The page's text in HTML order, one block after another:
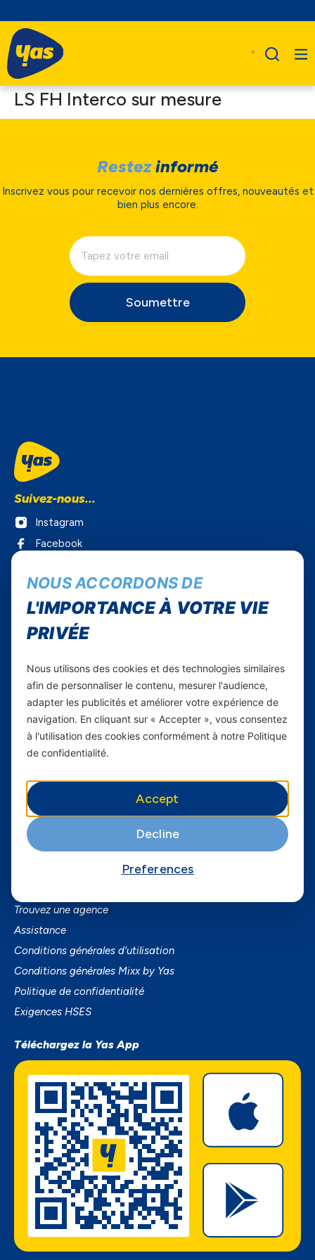
LS FH Interco sur mesure
Restezinformé
Inscrivez vous pour recevoir nos dernières offres, nouveautés et
bien plus encore.
Soumettre
Suivez-nous...
Instagram
Facebook
Youtube
Yas Sénégal
Yas en Afrique
Axian Telecom
Services
Fibre
Business
SmartPhones
Trouvez une agence
Assistance
Conditions générales d’utilisation
Conditions générales Mixx by Yas
Politique de confidentialité
Exigences HSES
Téléchargez la Yas App
NOUS ACCORDONS DE
L'IMPORTANCE À VOTRE VIE
PRIVÉE
Nous utilisons des cookies et des technologies similaires
afin de personnaliser le contenu, mesurer l'audience,
adapter les publicités et améliorer votre expérience de
navigation. En cliquant sur « Accepter », vous consentez
à l'utilisation des cookies conformément à notre Politique
de confidentialité.
Accept
Decline
Preferences